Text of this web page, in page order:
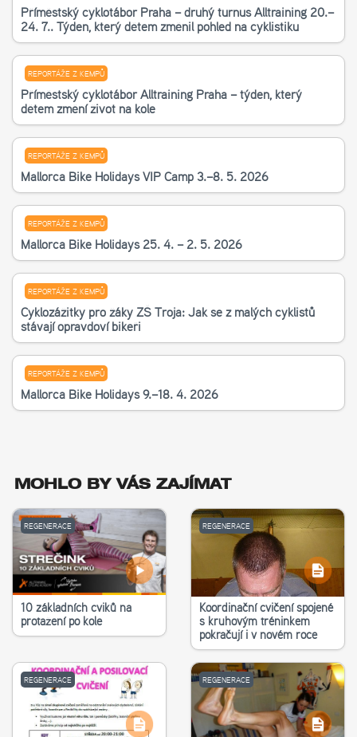
Příměstský cyklotábor Praha – druhý turnus Alltraining 20.–
24. 7.. Týden, který dětem změnil pohled na cyklistiku
REPORTÁŽE Z KEMPŮ
Příměstský cyklotábor Alltraining Praha – týden, který
dětem změní život na kole
REPORTÁŽE Z KEMPŮ
Mallorca Bike Holidays VIP Camp 3.–8. 5. 2026
REPORTÁŽE Z KEMPŮ
Mallorca Bike Holidays 25. 4. – 2. 5. 2026
REPORTÁŽE Z KEMPŮ
Cyklozážitky pro žáky ZŠ Troja: Jak se z malých cyklistů
stávají opravdoví bikeři
REPORTÁŽE Z KEMPŮ
Mallorca Bike Holidays 9.–18. 4. 2026
MOHLO BY VÁS ZAJÍMAT
REGENERACE
10 základních cviků na
protažení po kole
REGENERACE
Koordinační cvičení spojené
s kruhovým tréninkem
pokračují i v novém roce
REGENERACE REGENERACE